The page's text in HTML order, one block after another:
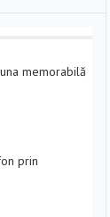
memorabilă
prin